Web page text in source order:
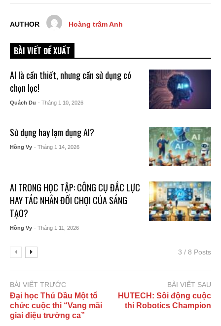
AUTHOR Hoàng trâm Anh
BÀI VIẾT ĐỀ XUẤT
AI là cần thiết, nhưng cần sử dụng có
chọn lọc!
Quách Du - Tháng 1 10, 2026
Sử dụng hay lạm dụng AI?
Hồng Vy - Tháng 1 14, 2026
AI TRONG HỌC TẬP: CÔNG CỤ ĐẮC LỰC
HAY TÁC NHÂN ĐỐI CHỌI CỦA SÁNG
TẠO?
Hồng Vy - Tháng 1 11, 2026
3 / 8 Posts
BÀI VIẾT TRƯỚC
Đại học Thủ Dầu Một tổ
chức cuộc thi “Vang mãi
giai điệu trường ca”
BÀI VIẾT SAU
HUTECH: Sôi động cuộc
thi Robotics Champion